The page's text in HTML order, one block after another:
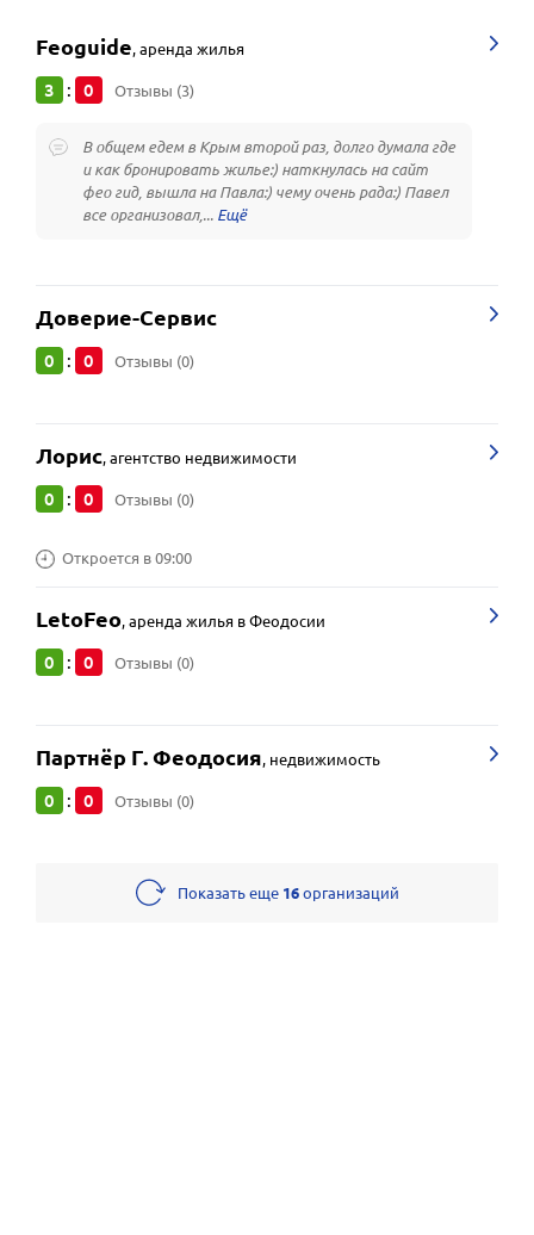
Feoguide,аренда жилья
3 : 0 Отзывы (3)
В общем едем в Крым второй раз, долго думала где
и как бронировать жилье:) наткнулась на сайт
фео гид, вышла на Павла:) чему очень рада:) Павел
все организовал,...
Доверие-Сервис
0 : 0 Отзывы (0)
Лорис,агентство недвижимости
0 : 0 Отзывы (0)
Откроется в 09:00
LetoFeo,аренда жилья в Феодосии
0 : 0 Отзывы (0)
Партнёр Г. Феодосия, недвижимость
0 : 0 Отзывы (0)
Показать еще 16организаций